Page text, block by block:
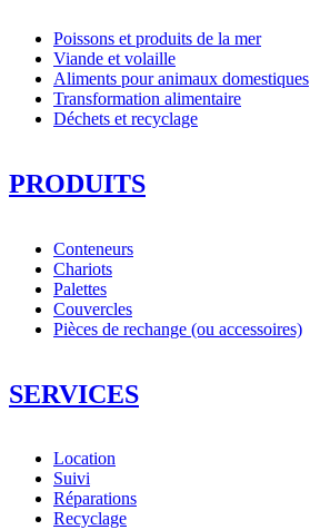
Poissons et produits de la mer
Viande et volaille
Aliments pour animaux domestiques
Transformation alimentaire
Déchets et recyclage
PRODUITS
Conteneurs
Chariots
Palettes
Couvercles
Pièces de rechange (ou accessoires)
SERVICES
Location
Suivi
Réparations
Recyclage